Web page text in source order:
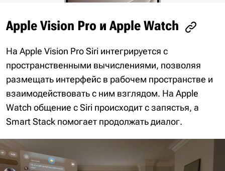
Apple Vision Pro и Apple Watch
На Apple Vision Pro Siri интегрируется с
пространственными вычислениями, позволяя
размещать интерфейс в рабочем пространстве и
взаимодействовать с ним взглядом. На Apple
Watch общение с Siri происходит с запястья, а
Smart Stack помогает продолжать диалог.